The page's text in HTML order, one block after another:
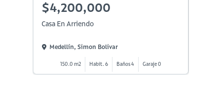
$4,200,000
Casa En Arriendo
Medellín, Simon Bolivar
150.0 m2 Habit. 6 Baños 4 Garaje 0